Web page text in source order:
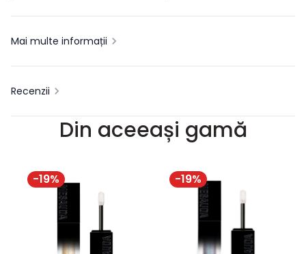
Mai multe informații
Recenzii
Din aceeași gamă
-19% -19%